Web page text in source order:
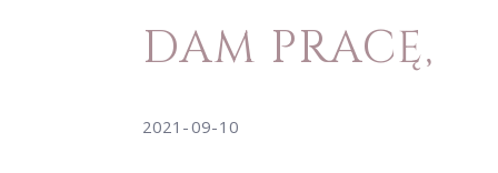
DAM PRACĘ,
2021-09-10